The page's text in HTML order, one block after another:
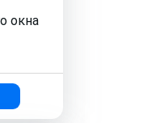
окна